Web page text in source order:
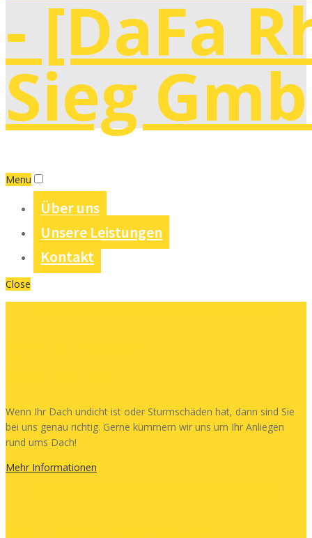
Menu
Über uns
Unsere Leistungen
Kontakt
Close
Wenn Ihr Dach undicht ist oder Sturmschäden hat, dann sind Sie
bei uns genau richtig. Gerne kümmern wir uns um Ihr Anliegen
rund ums Dach!
Mehr Informationen